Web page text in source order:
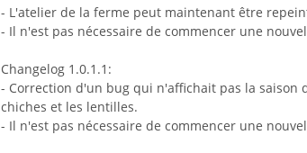
- L'atelier de la ferme peut maintenant être
- Il n'est pas nécessaire de commencer une
Changelog 1.0.1.1:
- Correction d'un bug qui n'affichait pas la saison
chiches et les lentilles.
- Il n'est pas nécessaire de commencer une